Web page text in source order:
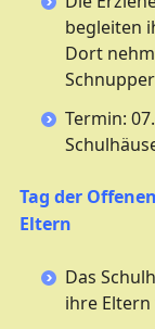
begleiten
Dort
Termin:
Tag der
Eltern
Das
ihre